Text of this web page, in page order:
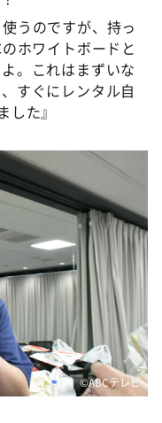
うのですが、持っ
ホワイトボードと
。これはまずいな
すぐにレンタル自
た』
©️ABCテレビ